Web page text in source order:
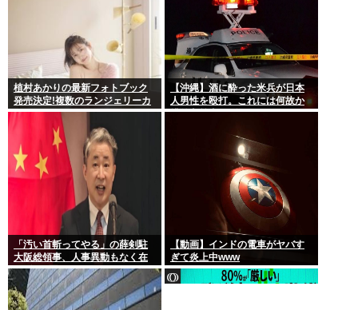
植村あかりの最新フォトブック
発売決定!複数のランジェリーカ
ットあり
【沖縄】酒に酔った米兵が日本
人男性を殴打。これには何故か
排外主義者もダンマリ
「汚い首斬ってやる」の薛剣駐
大阪総領事、人事異動もなく在
任6年で歴代最長
【動画】インドの電車がヤバす
ぎて炎上中www